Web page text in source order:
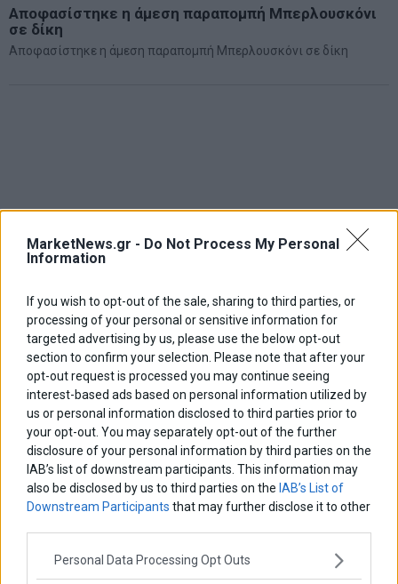
MarketNews.gr - Do Not Process My Personal
Information
If you wish to opt-out of the sale, sharing to third parties, or
processing of your personal or sensitive information for
targeted advertising by us, please use the below opt-out
section to confirm your selection. Please note that after your
opt-out request is processed you may continue seeing
interest-based ads based on personal information utilized by
us or personal information disclosed to third parties prior to
your opt-out. You may separately opt-out of the further
disclosure of your personal information by third parties on the
IAB’s list of downstream participants. This information may
also be disclosed by us to third parties on the IAB’s List of
Downstream Participants that may further disclose it to other
Personal Data Processing Opt Outs
Αποφασίστηκε η άμεση παραπομπή Μπερλουσκόνι
σε δίκη
Αποφασίστηκε η άμεση παραπομπή Μπερλουσκόνι σε δίκη
ΑΡΘΡΟΓΡΑΦΟΙ
Ελευθερία Κούρταλη
Οι «τιμωροί» των ομολόγων επέστρεψαν
Η αληθινή παιδεία ξεκινά από την ψυχή…